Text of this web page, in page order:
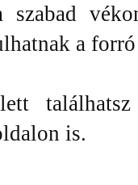
szabad
a
is.